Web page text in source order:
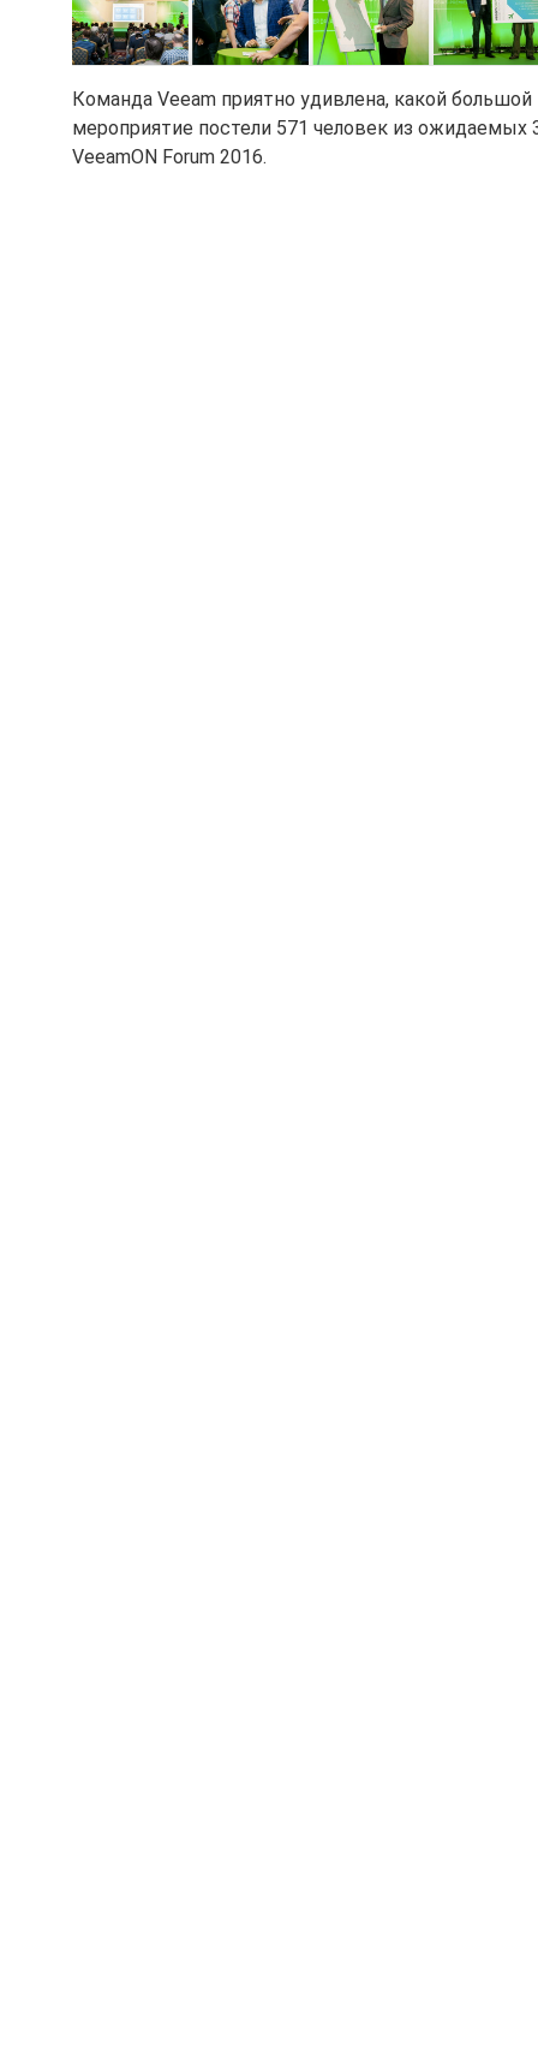
Команда Veeam приятно удивлена, какой
мероприятие постели 571 человек из ожидаемых
VeeamON Forum 2016.